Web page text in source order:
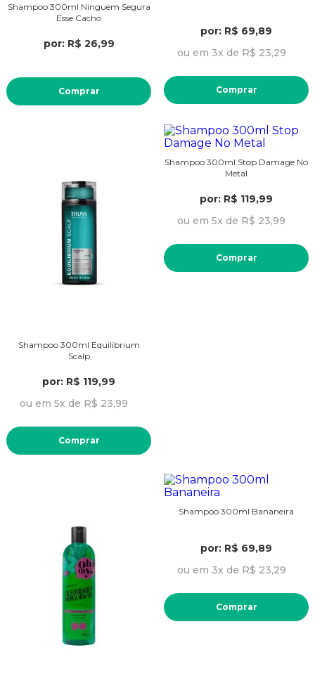
Shampoo 300ml Ninguem Segura
Esse Cacho
por: R$ 26,99
Comprar
por: R$ 69,89
ou em 3x de R$ 23,29
Comprar
Shampoo 300ml Equilibrium
Scalp
por: R$ 119,99
ou em 5x de R$ 23,99
Comprar
Shampoo 300ml Stop Damage No
Metal
por: R$ 119,99
ou em 5x de R$ 23,99
Comprar
Shampoo 300ml Bananeira
por: R$ 69,89
ou em 3x de R$ 23,29
Comprar